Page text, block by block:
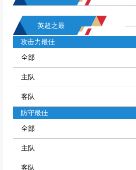
英超之最
攻击力最佳
全部
主队
客队
防守最佳
全部
主队
客队